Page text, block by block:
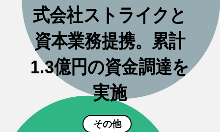
式会社ストライクと
資本業務提携。累計
1.3億円の資金調達を
実施
その他